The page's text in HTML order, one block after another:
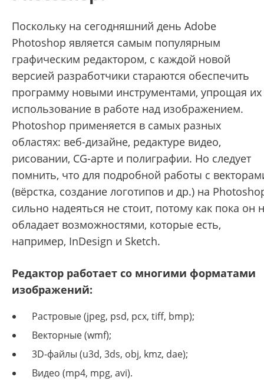
Поскольку на сегодняшний день Adobe
Photoshop является самым популярным
графическим редактором, с каждой новой
версией разработчики стараются обеспечить
программу новыми инструментами, упрощая их
использование в работе над изображением.
Photoshop применяется в самых разных
областях: веб-дизайне, редактуре видео,
рисовании, CG-арте и полиграфии. Но следует
помнить, что для подробной работы с
(вёрстка, создание логотипов и др.) на
сильно надеяться не стоит, потому как пока он
обладает возможностями, которые есть,
например, InDesign и Sketch.
Редактор работает со многими форматами
изображений:
Растровые (jpeg, psd, pcx, tiff, bmp);
Векторные (wmf);
3D-файлы (u3d, 3ds, obj, kmz, dae);
Видео (mp4, mpg, avi).